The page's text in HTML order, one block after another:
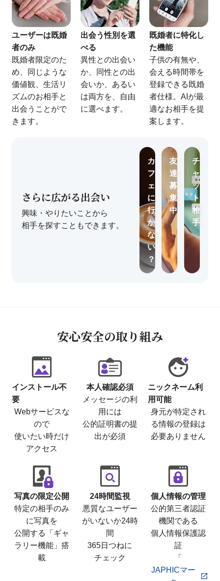
ユーザーは既婚
者のみ
既婚者限定のた
め、同じような
価値観、生活リ
ズムのお相手と
出会うことがで
きます。
出会う性別を選
べる
異性との出会い
か、同性との出
会いか、あるい
は両方を、自由
に選べます。
既婚者に特化し
た機能
子供の有無や、
会える時間帯を
登録できる既婚
者仕様。AIが最
適なお相手を提
案します。
さらに広がる出会い
興味・やりたいことから
相手を探すこともできます。
カ
フ
ェ
に
行
か
な
い
？
友
達
募
集
中
チ
ャ
ッ
ト
相
手
安心安全の取り組み
インストール不
要
Webサービスな
ので
使いたい時だけ
アクセス
本人確認必須
メッセージの利
用には
公的証明書の提
出が必須
ニックネーム利
用可能
身元が特定され
る情報の登録は
必要ありません
写真の限定公開
特定の相手のみ
に写真を
公開する「ギャ
ラリー機能」搭
載
24時間監視
悪質なユーザー
がいないか24時
間
365日つねに
チェック
個人情報の管理
公的第三者認証
機関である
個人情報保護認
証
「
JAPHICマー